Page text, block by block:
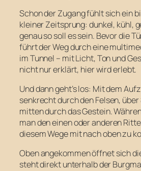
Schon der Zugang fühlt sich ein
kleiner Zeitsprung: dunkel, kühl,
genau so soll es sein. Bevor die
führt der Weg durch eine
im Tunnel – mit Licht, Ton und
nicht nur erklärt, hier wird erlebt.
Und dann geht’s los: Mit dem
senkrecht durch den Felsen,
mitten durch das Gestein.
man den einen oder anderen
diesem Wege mit nach oben zu
Oben angekommen öffnet sich
steht direkt unterhalb der